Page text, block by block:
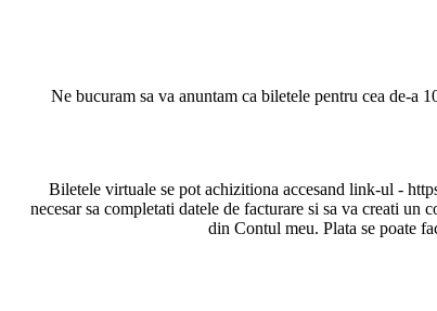
Ne bucuram sa va anuntam ca biletele pentru cea de-a
Biletele virtuale se pot achizitiona accesand link-ul -
necesar sa completati datele de facturare si sa va creati
din Contul meu. Plata se poate